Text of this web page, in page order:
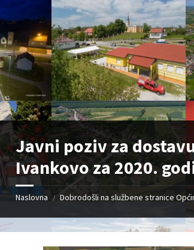
Javni poziv za
Ivankovo za 2020.
Naslovna / Dobrodošli na službene stranice